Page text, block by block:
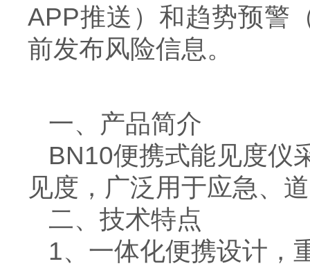
APP推送）和趋势预警
前发布风险信息。
一、产品简介
BN10便携式能见度仪
见度，广泛用于应急、
二、技术特点
1、一体化便携设计，